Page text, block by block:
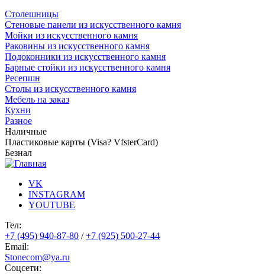
Столешницы
Стеновые панели из искусственного камня
Мойки из искусственного камня
Раковины из искусственного камня
Подоконники из искусственного камня
Барные стойки из искусственного камня
Ресепшн
Cтолы из искусственного камня
Мебель на заказ
Кухни
Разное
Наличные
Пластиковые карты (Visa? VfsterCard)
Безнал
VK
INSTAGRAM
YOUTUBE
Тел:
+7 (495) 940-87-80 /+7 (925) 500-27-44
Email:
Stonecom@ya.ru
Соцсети: